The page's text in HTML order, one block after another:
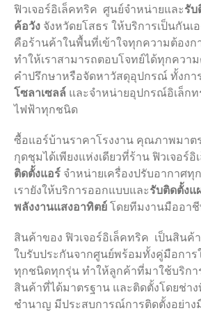
โทร
Line ID
ฟิวเจอร์อิเล็คทริค ศูนย์จำหน่ายและรับ
ค้อวัง จังหวัดยโสธร ให้บริการเป็นกันเ
คือร้านค้าในพื้นที่เข้าใจทุกความต้องก
ทำให้เราสามารถตอบโจทย์ได้ทุกควา
คำปรึกษาหรือจัดหาวัสดุอุปกรณ์ ทั้งกา
โซลาเซลล์ และจำหน่ายอุปกรณ์อิเล็ก
ไฟฟ้าทุกชนิด
ซื้อแอร์บ้านราคาโรงงาน คุณภาพมาต
กุดชุมได้เพียงแห่งเดียวที่ร้าน ฟิวเจอร์
ติดตั้งแอร์ จำหน่ายเครื่องปรับอากาศทุ
เรายังให้บริการออกแบบและรับติดตั้งแ
พลังงานแสงอาทิตย์โดยทีมงานมืออา
สินค้าของ ฟิวเจอร์อิเล็คทริค เป็นสินค้
ใบรับประกันจากศูนย์พร้อมทั้งคู่มือกา
ทุกชนิดทุกรุ่น ทำให้ลูกค้าที่มาใช้บริกา
สินค้าที่ได้มาตรฐาน และติดตั้งโดยช่า
ชำนาญ มีประสบการณ์การติดตั้งอย่าง